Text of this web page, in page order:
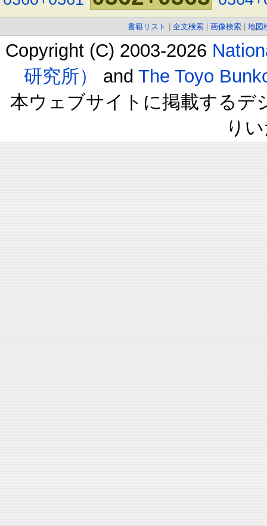
書籍リスト 全文検索 画像検索 地図
Copyright (C) 2003-2026
研究所）
and The Toyo
本ウェブサイトに掲載するデ
り